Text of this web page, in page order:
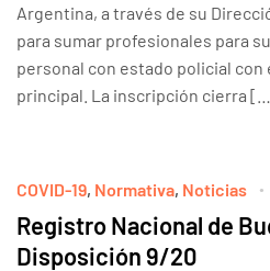
Argentina, a través de su
para sumar profesionales para
personal con estado policial con
principal. La inscripción cierra
COVID-19, Normativa, Noticias
Registro Nacional de
Disposición 9/20